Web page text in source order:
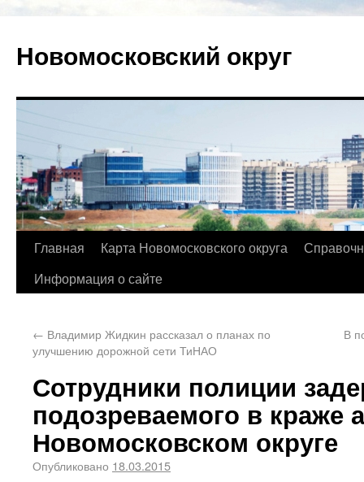
Новомосковский округ
Главная Карта Новомосковского округа
Информация о сайте
← Владимир Жидкин рассказал о планах по
улучшению дорожной сети ТиНАО
В
Сотрудники полиции
подозреваемого в краже
Новомосковском округе
Опубликовано 18.03.2015